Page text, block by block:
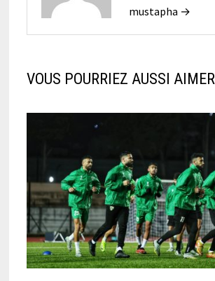
mustapha →
VOUS POURRIEZ AUSSI AIMER